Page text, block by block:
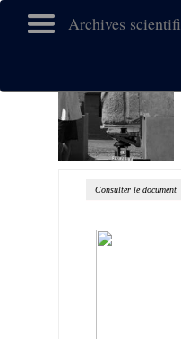
Archives
Consulter le document